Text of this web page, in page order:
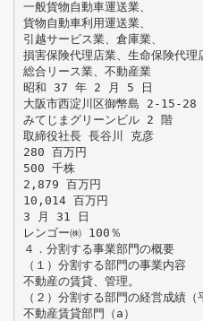
一般貨物自動車運送業、
貨物自動車利用運送業、
引越サービス業、倉庫業、
損害保険代理店業、生命保険代理
総合リース業、不動産業
昭和 37 年 2 月 5 日
大阪市西淀川区御幣島 2-15-28
みてじまグリーンビル 2 階
取締役社長 長谷川 克彦
280 百万円
500 千株
2,879 百万円
10,014 百万円
3 月 31 日
レンゴー㈱ 100％
４．分割する事業部門の概要
（１）分割する部門の事業内容
不動産の賃貸、管理。
（２）分割する部門の経営成績
不動産賃貸部門（a）